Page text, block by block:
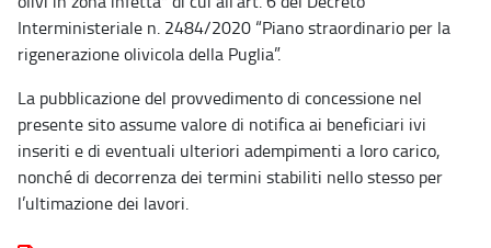
Interministeriale n. 2484/2020 “Piano straordinario per la
rigenerazione olivicola della Puglia”.
La pubblicazione del provvedimento di concessione nel
presente sito assume valore di notifica ai beneficiari ivi
inseriti e di eventuali ulteriori adempimenti a loro carico,
nonché di decorrenza dei termini stabiliti nello stesso per
l’ultimazione dei lavori.